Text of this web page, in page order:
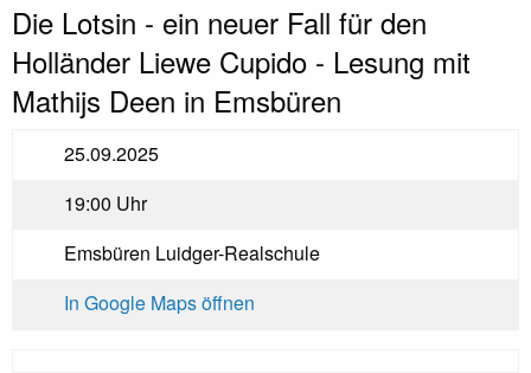
Die Lotsin - ein neuer Fall für den
Holländer Liewe Cupido - Lesung mit
Mathijs Deen in Emsbüren
25.09.2025
19:00 Uhr
Emsbüren Luidger-Realschule
In Google Maps öffnen